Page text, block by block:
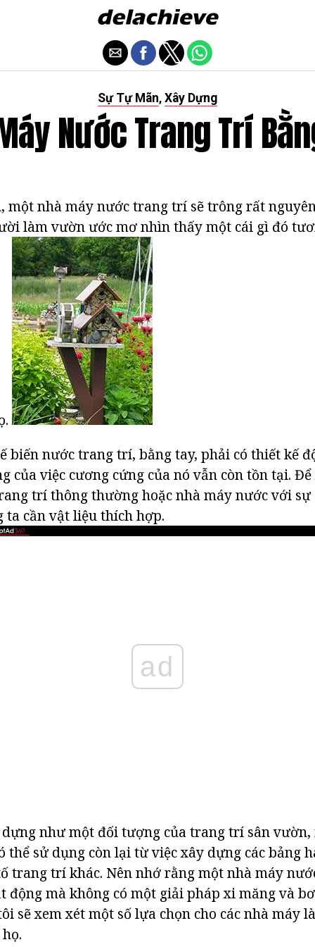
Sự Tự Mãn, Xây Dựng
Nước Trang Trí
một nhà máy nước trang trí sẽ trông rất
làm vườn ước mơ nhìn thấy một cái gì đó
biến nước trang trí, bằng tay, phải có thiết kế
của việc cương cứng của nó vẫn còn tồn tại.
trí thông thường hoặc nhà máy nước với
ta cần vật liệu thích hợp.
ad
như một đối tượng của trang trí sân
thể sử dụng còn lại từ việc xây dựng các bảng
trang trí khác. Nên nhớ rằng một nhà máy
động mà không có một giải pháp xi măng và
sẽ xem xét một số lựa chọn cho các nhà máy